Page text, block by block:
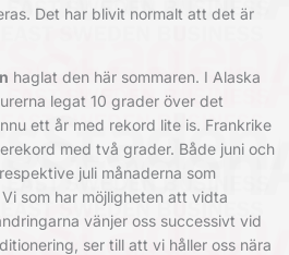
Det har blivit normalt att det är
haglat den här sommaren. I Alaska
legat 10 grader över det
ett år med rekord lite is. Frankrike
med två grader. Både juni och
juli månaderna som
som har möjligheten att vidta
vänjer oss successivt vid
ser till att vi håller oss nära